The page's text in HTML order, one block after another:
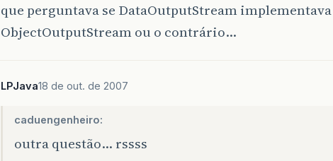
que perguntava se DataOutputStream
ObjectOutputStream ou o contrário…
LPJava18 de out. de 2007
caduengenheiro:
outra questão… rssss